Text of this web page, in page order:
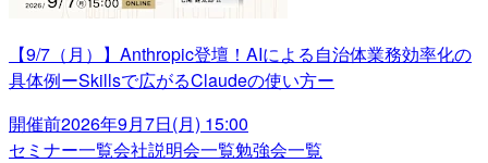
【9/7（月）】Anthropic登壇！AIによる自治体業務効率化の
具体例ーSkillsで広がるClaudeの使い方ー
開催前2026年9月7日(月) 15:00
セミナー一覧会社説明会一覧勉強会一覧